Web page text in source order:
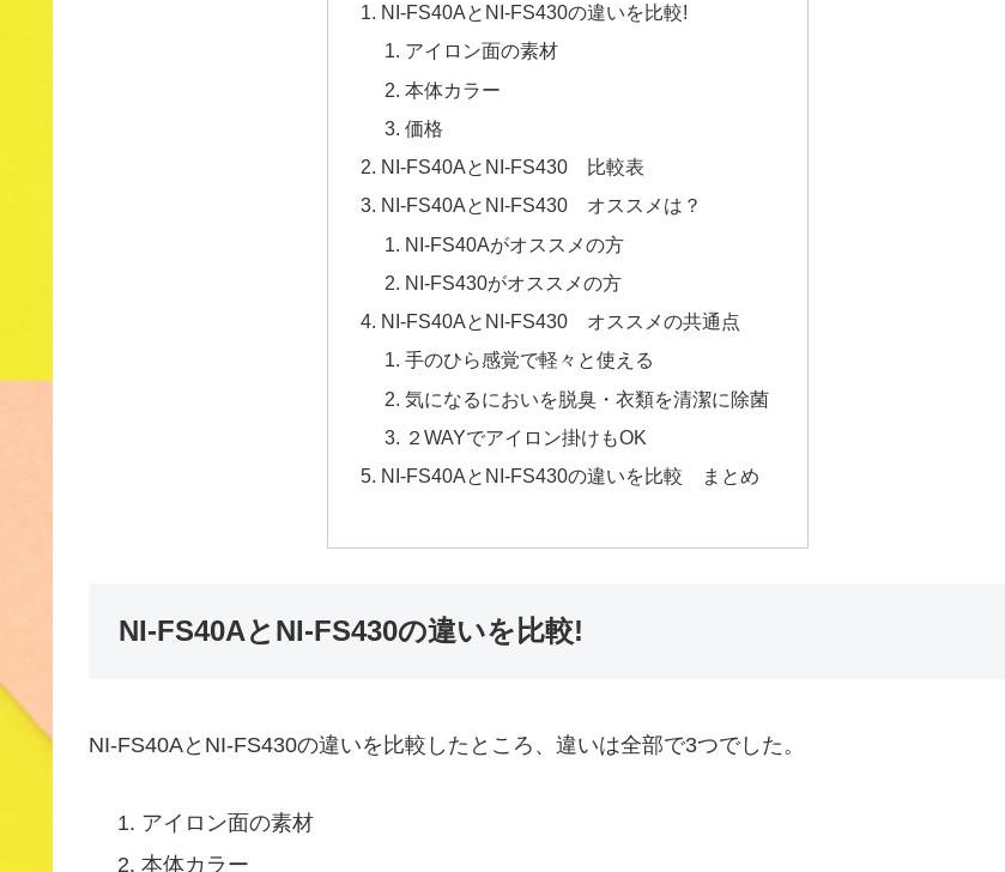
NI-FS40AとNI-FS430の違いを比較!
アイロン面の素材
本体カラー
価格
NI-FS40AとNI-FS430 比較表
NI-FS40AとNI-FS430 オススメは？
NI-FS40Aがオススメの方
NI-FS430がオススメの方
NI-FS40AとNI-FS430 オススメの共通点
手のひら感覚で軽々と使える
気になるにおいを脱臭・衣類を清潔に除菌
２WAYでアイロン掛けもOK
NI-FS40AとNI-FS430の違いを比較 まとめ
NI-FS40AとNI-FS430の違いを比較!
NI-FS40AとNI-FS430の違いを比較したところ、違いは全部で3つでした。
アイロン面の素材
本体カラー